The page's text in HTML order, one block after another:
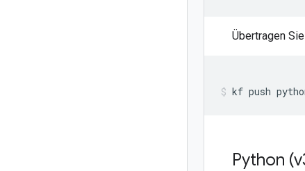
Übertragen
kf push
Python